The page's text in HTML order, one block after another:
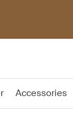
Accessories